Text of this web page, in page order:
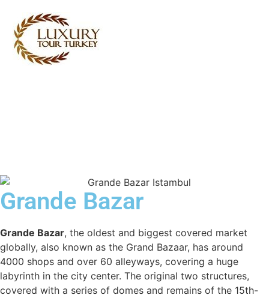
Grande Bazar
Grande Bazar, the oldest and biggest covered market
globally, also known as the Grand Bazaar, has around
4000 shops and over 60 alleyways, covering a huge
labyrinth in the city center. The original two structures,
covered with a series of domes and remains of the 15th-